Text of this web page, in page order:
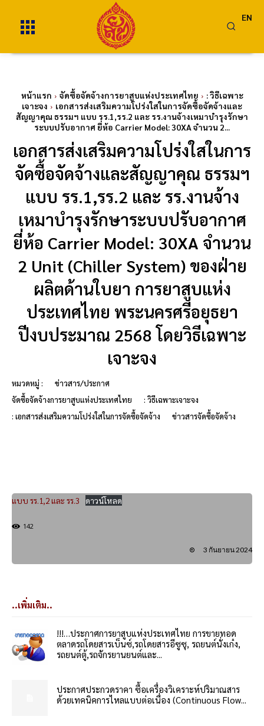
EN
หน้าแรก จัดซื้อจัดจ้างการยาสูบแห่งประเทศไทย
: วิธีเฉพาะ
เจาะจง
เอกสารส่งเสริมความโปร่งใสในการจัดซื้อจัดจ้างและ
สัญญาคุณ ธรรมฯ แบบ รร.1,รร.2 และ รร.งานจ้างเหมาบำรุงรักษา
ระบบปรับอากาศ ยี่ห้อ Carrier Model: 30XA จำนวน 2...
เอกสารส่งเสริมความโปร่งใสในการ
จัดซื้อจัดจ้างและสัญญาคุณ ธรรมฯ
แบบ รร.1,รร.2 และ รร.งานจ้าง
เหมาบำรุงรักษาระบบปรับอากาศ
ยี่ห้อ Carrier Model: 30XA จำนวน
2 Unit (Chiller System) ของฝ่าย
ผลิตด้านใบยา การยาสูบแห่ง
ประเทศไทย พระนครศรีอยุธยา
ปีงบประมาณ 2568 โดยวิธีเฉพาะ
เจาะจง
หมวดหมู่ :
ข่าวสาร/ประกาศ
จัดซื้อจัดจ้างการยาสูบแห่งประเทศไทย
: วิธีเฉพาะเจาะจง
: เอกสารส่งเสริมความโปร่งใสในการจัดซื้อจัดจ้าง
ข่าวสารจัดซื้อจัดจ้าง
แบบ รร.1,2 และ รร.3 ดาวน์โหลด
142
3 กันยายน 2024
..เพิ่มเติม..
!!!…ประกาศการยาสูบแห่งประเทศไทย การขายทอด
ตลาดรถโดยสารเบ็นซ์,รถโดยสารอีซูซุ, รถยนต์นั่งเก๋ง,
รถยนต์ตู้,รถจักรยานยนต์และ...
ประกาศประกวดราคา ซื้อเครื่องวิเคราะห์ปริมาณสาร
ด้วยเทคนิคการไหลแบบต่อเนื่อง (Continuous Flow...